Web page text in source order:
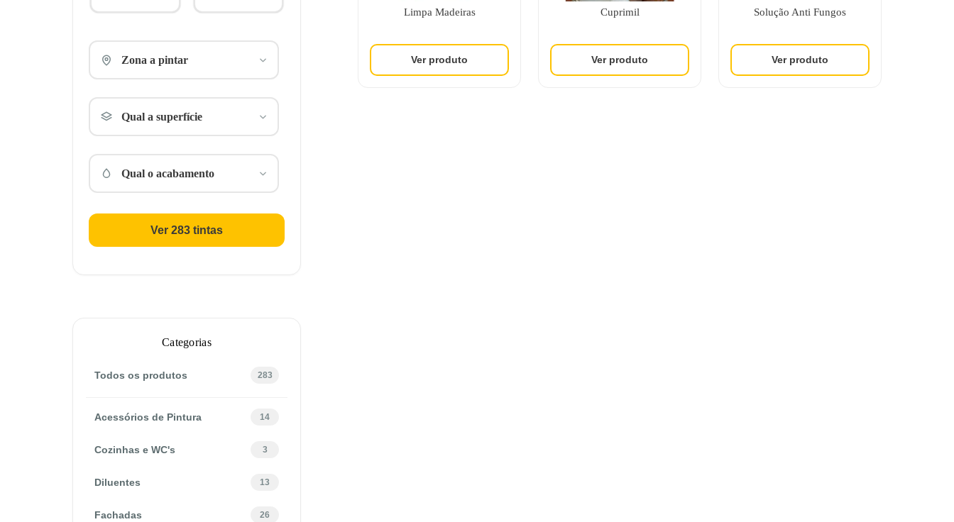
Zona a pintar
Qual a superfície
Qual o acabamento
Ver 283 tintas
Categorias
Todos os produtos 283
Acessórios de Pintura 14
Cozinhas e WC's 3
Diluentes 13
Fachadas 26
Limpa Madeiras Cuprimil Solução Anti Fungos